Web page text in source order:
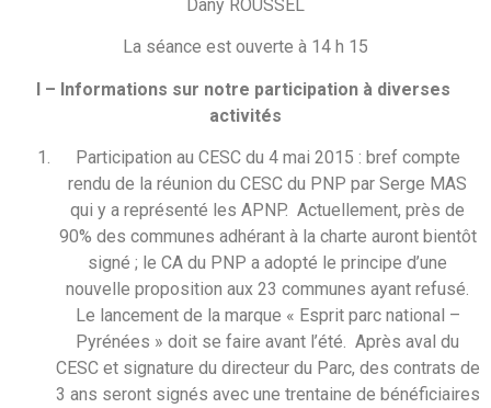
Dany ROUSSEL
La séance est ouverte à 14 h 15
I – Informations sur notre participation à diverses
activités
Participation au CESC du 4 mai 2015 : bref compte
rendu de la réunion du CESC du PNP par Serge MAS
qui y a représenté les APNP. Actuellement, près de
90% des communes adhérant à la charte auront bientôt
signé ; le CA du PNP a adopté le principe d’une
nouvelle proposition aux 23 communes ayant refusé.
Le lancement de la marque « Esprit parc national –
Pyrénées » doit se faire avant l’été. Après aval du
CESC et signature du directeur du Parc, des contrats de
3 ans seront signés avec une trentaine de bénéficiaires